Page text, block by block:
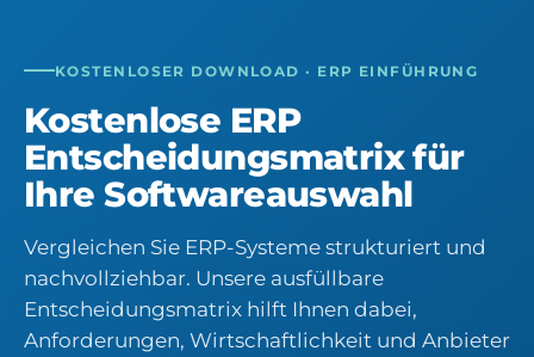
KOSTENLOSER DOWNLOAD · ERP EINFÜHRUNG
Kostenlose ERP
Entscheidungsmatrix für
Ihre Softwareauswahl
Vergleichen Sie ERP-Systeme strukturiert und
nachvollziehbar. Unsere ausfüllbare
Entscheidungsmatrix hilft Ihnen dabei,
Anforderungen, Wirtschaftlichkeit und Anbieter